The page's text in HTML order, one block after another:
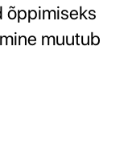
õppimiseks
muutub